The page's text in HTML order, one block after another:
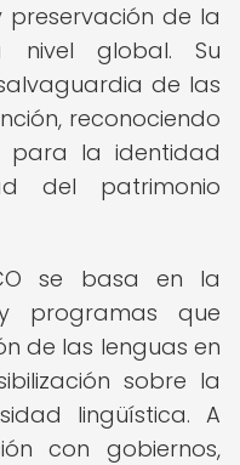
de la
nivel global. Su
de las
reconociendo
para la identidad
del patrimonio
se basa en la
programas que
de las lenguas en
sobre la
lingüística. A
con gobiernos,